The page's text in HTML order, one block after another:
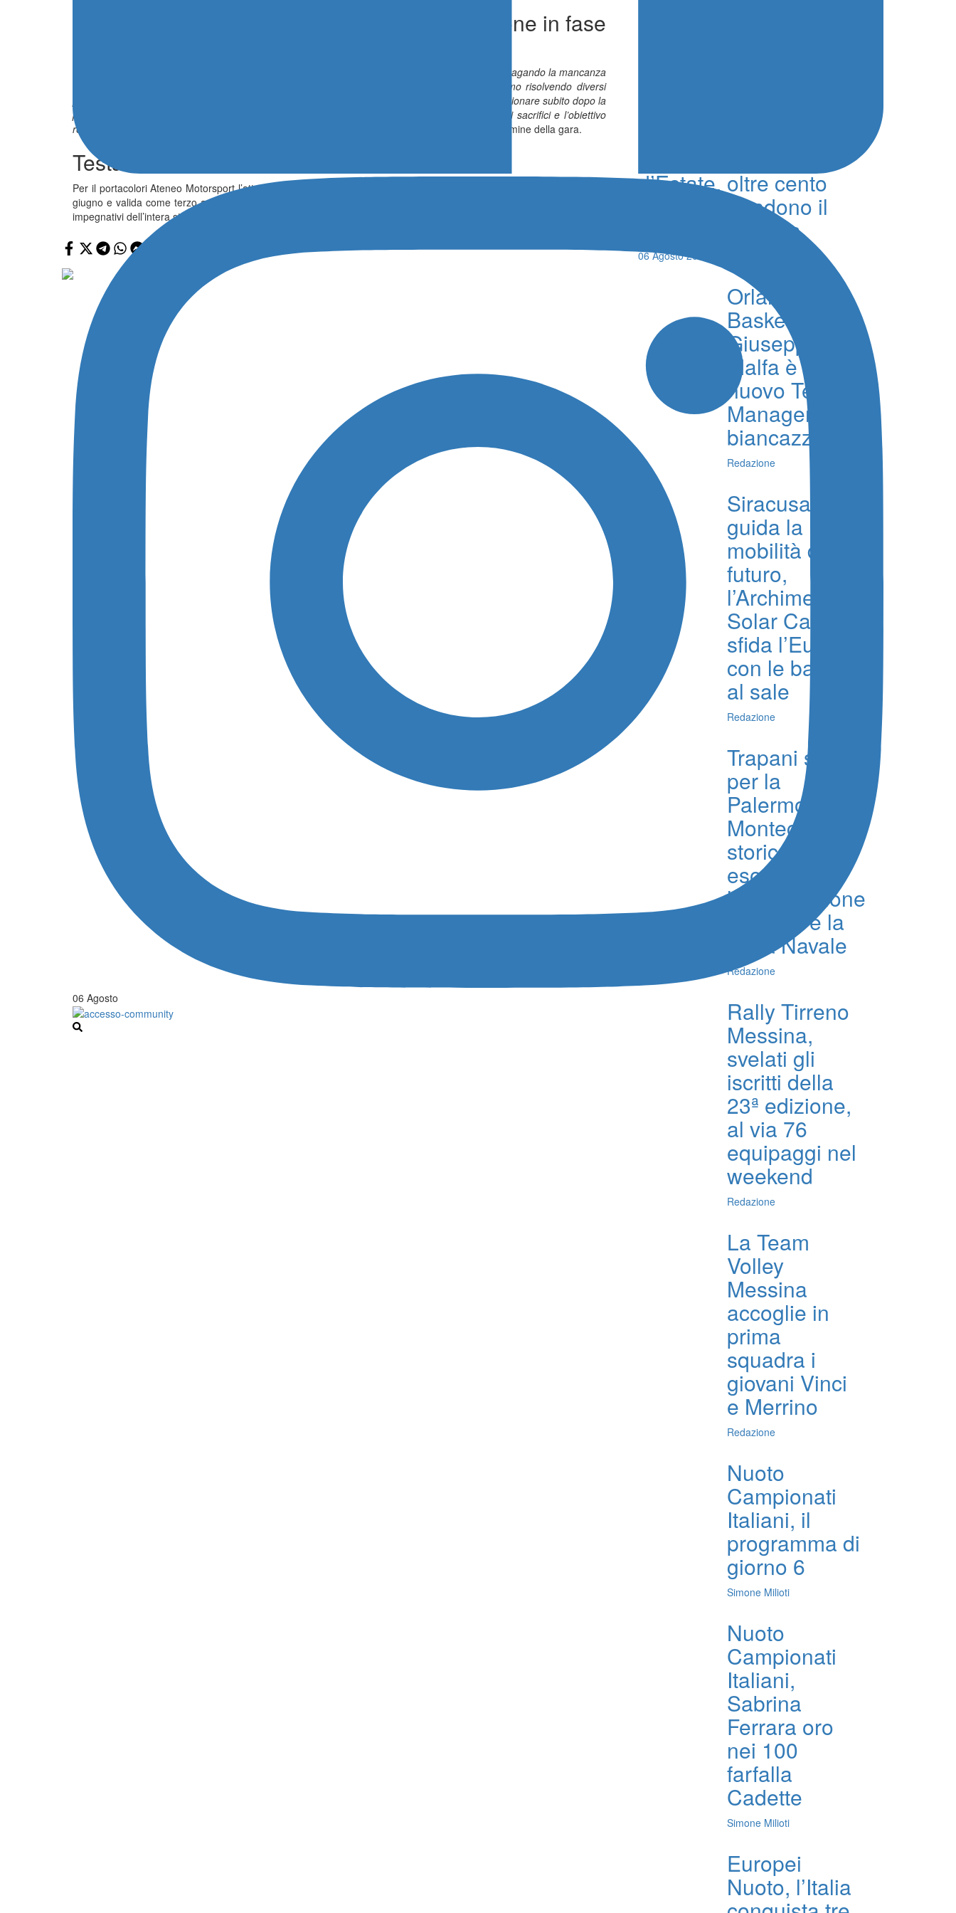
06 Agosto
Cassibba “Perso troppo tempo ad inizio stagione in fase
Finalmente al traguardo, perché il weekend è stato davvero travagliato. Io e il mio team stiamo pagando la mancanza
di tempo avuta ad inizio stagione per lavorare sulla vettura e provare alcune soluzioni. Stiamo risolvendo diversi
problemi e sappiamo che fa parte del percorso. Questa mattina un sensore ha deciso di non funzionare subito dopo la
partenza e siamo stati costretti a correre in difesa. Siamo ancora un po’ lontani, ma il lavoro, i sacrifici e l’obiettivo
restano quelli di arrivare pronti e competitivi alla Trento-Bondone.”
– ha dichiarato Cassibba al termine della gara.
Testa alla Trento – Bertone
Per il portacolori Ateneo Motorsport l’attenzione si sposta adesso sulla 75^ Trento-Bondone, in programma il 13 e 14
giugno e valida come terzo appuntamento del Campionato Italiano Supersalita, uno dei palcoscenici più prestigiosi e
impegnativi dell’intera stagione.
d’Estate, oltre cento
podisti accendono il
centro di Catania
06 Agosto 2026 - 18:49 - Redazione
Orlandina
Basket,
Giuseppe La
Malfa è il
nuovo Team
Manager
biancazzurro
Redazione
Siracusa
guida la
mobilità del
futuro,
l’Archimede
Solar Car
sfida l’Europa
con le batterie
al sale
Redazione
Trapani salpa
per la
Palermo-
Montecarlo,
storico
esordio per
l’imbarcazione
Querida e la
Lega Navale
Redazione
Rally Tirreno
Messina,
svelati gli
iscritti della
23ª edizione,
al via 76
equipaggi nel
weekend
Redazione
La Team
Volley
Messina
accoglie in
prima
squadra i
giovani Vinci
e Merrino
Redazione
Nuoto
Campionati
Italiani, il
programma di
giorno 6
Simone Milioti
Nuoto
Campionati
Italiani,
Sabrina
Ferrara oro
nei 100
farfalla
Cadette
Simone Milioti
Europei
Nuoto, l’Italia